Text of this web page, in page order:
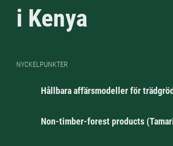
i Kenya
NYCKELPUNKTER
Hållbara affärsmodeller för
Non-timber-forest products